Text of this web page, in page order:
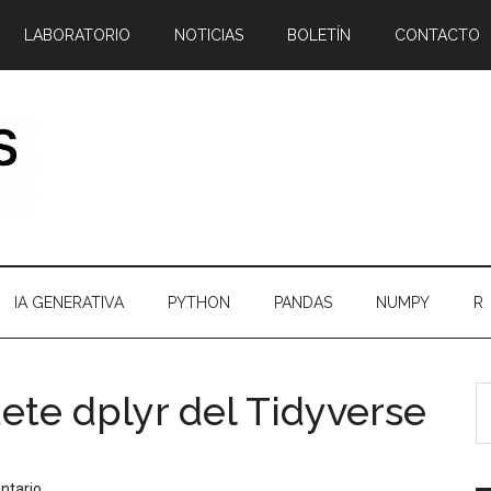
LABORATORIO NOTICIAS BOLETÍN CONTACTO
IA GENERATIVA PYTHON PANDAS NUMPY R
dplyr del Tidyverse